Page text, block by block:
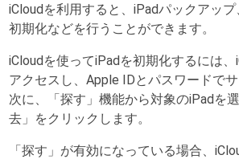
iCloudを利用すると、iPadパックアップ
初期化などを行うことができます。
iCloudを使ってiPadを初期化するには
アクセスし、Apple IDとパスワードでサ
次に、「探す」機能から対象のiPadを
去」をクリックします。
「探す」が有効になっている場合、